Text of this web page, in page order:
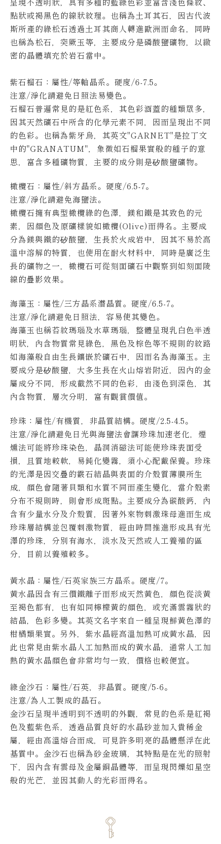
點狀或褐黑色的線狀紋理。 也稱為土耳其石，因古代波
斯所產的綠松石透過土耳其商人轉進歐洲而命名，同時
也稱為松石，突厥玉等，主要成分是磷酸鹽礦物，以緻
密的晶體填充於岩石當中。
紫石榴石：屬性/等軸晶系。硬度/6-7.5。
注意/淨化請避免日照法易變色。
石榴石普遍常見的是紅色系，其色彩涵蓋的種類眾多，
因其天然礦石中所含的化學元素不同，因而呈現出不同
的色彩。 也稱為紫牙烏，其英文"GARNET"是拉丁文
中的"GRANATUM"，象徵如石榴果實般的種子的意
思，富含多種礦物質，主要的成分則是矽酸鹽礦物。
橄欖石：屬性/斜方晶系。硬度/6.5-7。
注意/淨化請避免海鹽法。
橄欖石擁有典型橄欖綠的色澤，鎂和鐵是其致色的元
素，因顏色及原礦樣貌如橄欖(Olive)而得名。 主要成
分為鎂與鐵的矽酸鹽，生長於火成岩中，因其不易於高
溫中溶解的特質，也使用在耐火材料中，同時是廣泛生
長的礦物之一，橄欖石可從刻面礦石中觀察到如刻面陵
線的疊影效果。
海藻玉：屬性/三方晶系潛晶質。硬度/6.5-7。
注意/淨化請避免日照法，容易使其變色。
海藻玉也稱苔紋瑪瑙及水草瑪瑙，整體呈現乳白色半透
明狀，內含物質常見綠色，黑色及棕色等不規則的紋路
如海藻般自由生長鑲嵌於礦石中，因而名為海藻玉。 主
要成分是矽酸鹽，大多生長在火山熔岩附近，因內的金
屬成分不同，形成截然不同的色彩，由淺色到深色，其
內含物質，層次分明，富有觀賞價值。
珍珠：屬性/有機質，非晶質結構。硬度/2.5-4.5。
注意/淨化請避免日光與海鹽法會讓珍珠加速老化，煙
燻法可能將珍珠染色，晶洞消磁法可能使珍珠表面受
損，且質地較軟，易鈍化變霧，須小心配戴保養。 珍珠
的光澤是因交疊的霰石結晶與表面的介殼質薄膜所生
成，顏色會隨著貝類和水質不同而產生變化，當介殼素
分布不規則時，則會形成斑點。 主要成分為碳酸鈣，內
含有少量水分及介殼質，因著外來物刺激珠母進而生成
珍珠層結構並包覆刺激物質，經由時間推進形成具有光
澤的珍珠，分別有海水，淡水及天然或人工養殖的區
分，目前以養殖較多。
黃水晶：屬性/石英家族三方晶系。硬度/7。
黃水晶因含有三價鐵離子而形成天然黃色，顏色從淡黃
至褐色都有，也有如同檸檬黃的顏色，或充滿雲霧狀的
結晶，色彩多變。 其英文名字來自一種呈現鮮黃色澤的
柑橘類果實。另外，紫水晶經高溫加熱可成黃水晶，因
此也常見由紫水晶人工加熱而成的黃水晶，通常人工加
熱的黃水晶顏色會非常均勻一致，價格也較便宜。
綠金沙石：屬性/石英，非晶質。硬度/5-6。
注意/為人工製成的晶石。
金沙石呈現半透明到不透明的外觀，常見的色系是紅褐
色及藍紫色系，透過品質良好的水晶砂並加入貴稀金
屬，經由高溫熔合而成，可見許多明亮的晶體懸浮在此
基質中。 金沙石也稱為砂金玻璃，其特點是在光的照射
下，因內含有雲母及金屬銅晶體等，而呈現閃爍如星空
般的光芒，並因其動人的光彩而得名。